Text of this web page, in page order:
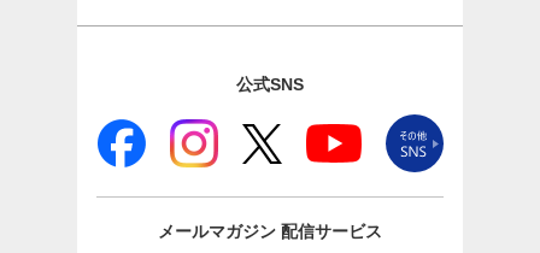
公式SNS
メールマガジン 配信サービス